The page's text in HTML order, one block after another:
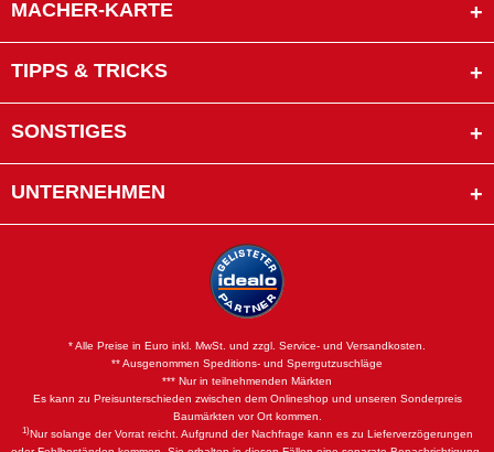
MACHER-KARTE
TIPPS & TRICKS
SONSTIGES
UNTERNEHMEN
* Alle Preise in Euro inkl. MwSt. und zzgl. Service- und Versandkosten.
** Ausgenommen Speditions- und Sperrgutzuschläge
*** Nur in teilnehmenden Märkten
Es kann zu Preisunterschieden zwischen dem Onlineshop und unseren Sonderpreis
Baumärkten vor Ort kommen.
1)Nur solange der Vorrat reicht. Aufgrund der Nachfrage kann es zu Lieferverzögerungen